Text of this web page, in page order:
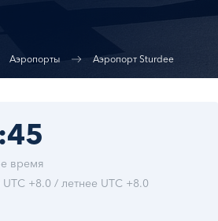
Аэропорты Аэропорт Sturdee
время
+8.0 / летнее UTC +8.0